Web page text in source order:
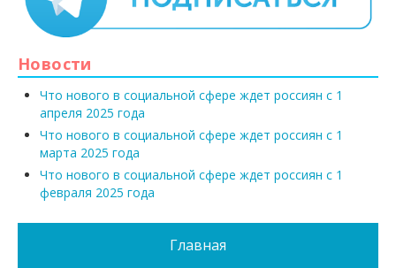
Новости
Что нового в социальной сфере ждет россиян с 1
апреля 2025 года
Что нового в социальной сфере ждет россиян с 1
марта 2025 года
Что нового в социальной сфере ждет россиян с 1
февраля 2025 года
Главная